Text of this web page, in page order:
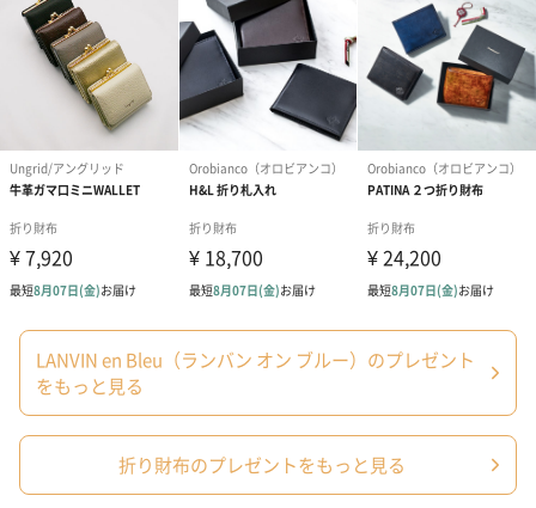
LANVIN en Bleu（ランバン オン ブルー）のプレゼント
をもっと見る
折り財布のプレゼントをもっと見る